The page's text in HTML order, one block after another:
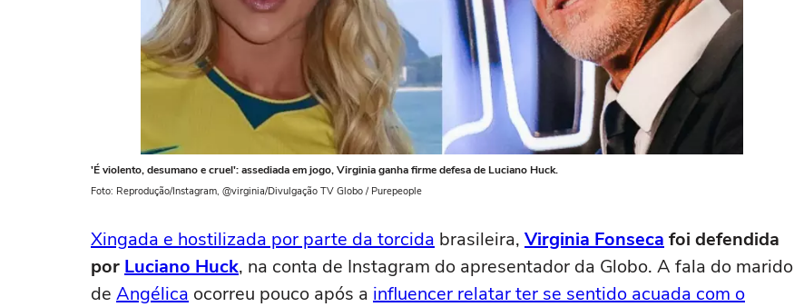
'É violento, desumano e cruel': assediada em jogo, Virginia ganha firme defesa de Luciano Huck.
Foto: Reprodução/Instagram, @virginia/Divulgação TV Globo / Purepeople
Xingada e hostilizada por parte da torcida brasileira, Virginia Fonseca foi defendida
por Luciano Huck, na conta de Instagram do apresentador da Globo. A fala do marido
de Angélica ocorreu pouco após a influencer relatar ter se sentido acuada com o